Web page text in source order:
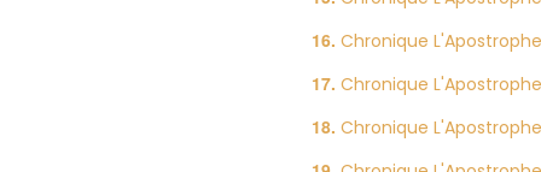
Chronique
Chronique
Chronique